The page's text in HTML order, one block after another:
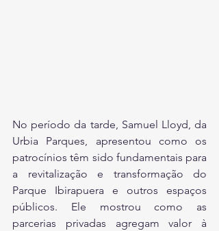
No período da tarde, Samuel Lloyd, da
Urbia Parques, apresentou como os
patrocínios têm sido fundamentais para
a revitalização e transformação do
Parque Ibirapuera e outros espaços
públicos. Ele mostrou como as
parcerias privadas agregam valor à